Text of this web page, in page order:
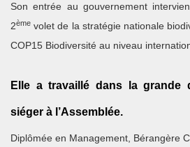
Son entrée au gouvernement
2ème volet de la stratégie nationale
COP15 Biodiversité au niveau
Elle a travaillé dans la grande
siéger à l’Assemblée.
Diplômée en Management, Bérangère